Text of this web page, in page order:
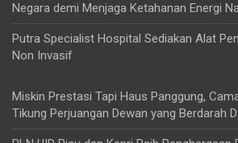
Negara demi Menjaga Ketahanan Energi
Putra Specialist Hospital Sediakan Alat
Non Invasif
Miskin Prestasi Tapi Haus Panggung,
Tikung Perjuangan Dewan yang Berdarah